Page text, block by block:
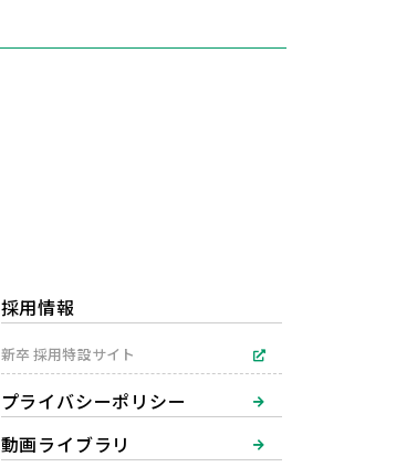
採用情報
新卒 採用特設サイト
プライバシーポリシー
動画ライブラリ